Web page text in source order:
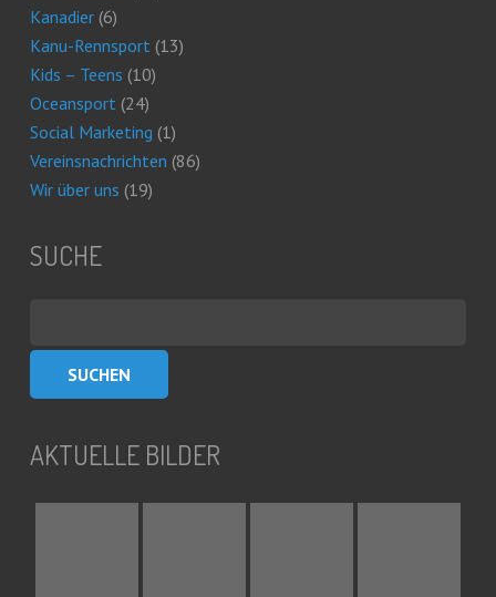
Kanadier(6)
Kanu-Rennsport (13)
Kids – Teens (10)
Oceansport (24)
Social Marketing (1)
Vereinsnachrichten (86)
Wir über uns (19)
SUCHE
AKTUELLE BILDER